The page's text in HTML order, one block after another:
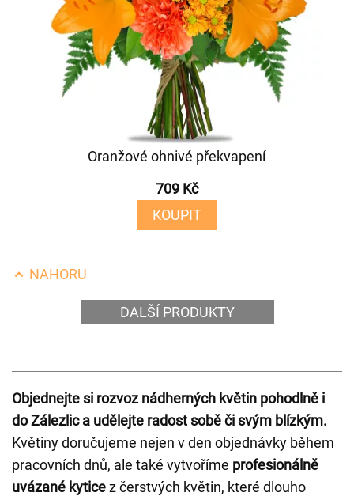
Oranžové ohnivé překvapení
709 Kč
KOUPIT
NAHORU
DALŠÍ PRODUKTY
Objednejte si rozvoz nádherných květin pohodlně i
do Zálezlic a udělejte radost sobě či svým blízkým.
Květiny doručujeme nejen v den objednávky během
pracovních dnů, ale také vytvoříme profesionálně
uvázané kyticez čerstvých květin, které dlouho